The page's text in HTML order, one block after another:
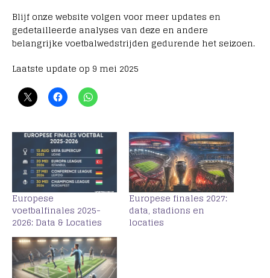
Blijf onze website volgen voor meer updates en
gedetailleerde analyses van deze en andere
belangrijke voetbalwedstrijden gedurende het seizoen.
Laatste update op 9 mei 2025
Europese
voetbalfinales 2025-
2026: Data & Locaties
Europese finales 2027:
data, stadions en
locaties